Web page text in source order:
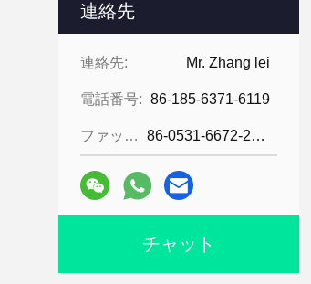
連絡先
連絡先: Mr. Zhang lei
電話番号: 86-185-6371-6119
ファックス: 86-0531-6672-2545
チャット